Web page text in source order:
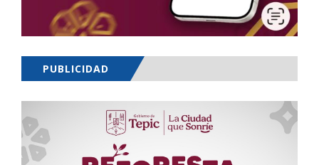
PUBLICIDAD